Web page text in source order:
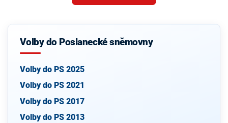
Volby do Poslanecké sněmovny
Volby do PS 2025
Volby do PS 2021
Volby do PS 2017
Volby do PS 2013